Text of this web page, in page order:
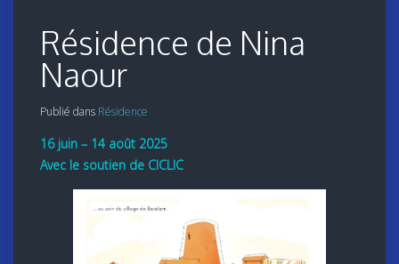
Résidence de Nina
Naour
Publié dans Résidence
16 juin – 14 août 2025
Avec le soutien de CICLIC